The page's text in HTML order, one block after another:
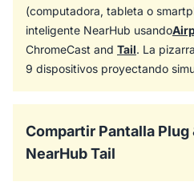
(computadora, tableta o
inteligente NearHub usando
ChromeCast and Tail. La
9 dispositivos proyectando
Compartir Pantalla Plug
NearHub Tail